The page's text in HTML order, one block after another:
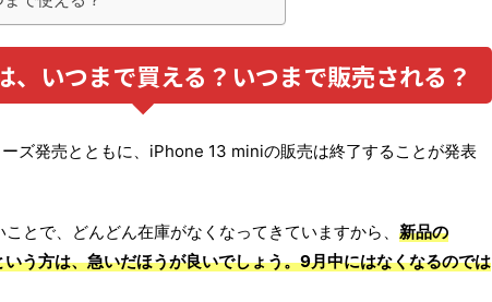
いつまで買える？いつまで販売される？
ズ発売とともに、iPhone 13 miniの販売は終了することが発表
とで、どんどん在庫がなくなってきていますから、 新品の
う方は、急いだほうが良いでしょう。9月中にはなくなるのでは